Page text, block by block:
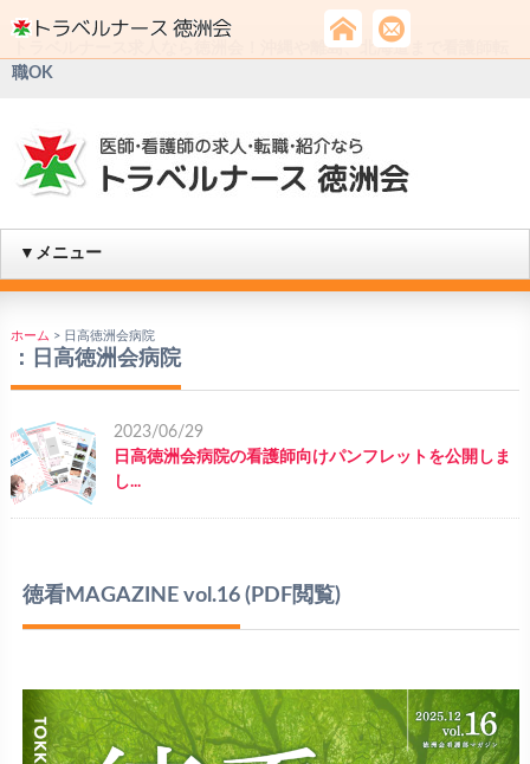
トラベルナース求人なら徳洲会！沖縄や離島、北海道まで看護師転
職OK
▼メニュー
ホーム > 日高徳洲会病院
： 日高徳洲会病院
2023/06/29
日高徳洲会病院の看護師向けパンフレットを公開しま
し...
徳看MAGAZINE vol.16(PDF閲覧)